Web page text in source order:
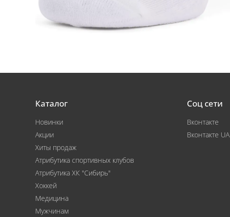
Каталог
Новинки
Акции
Хиты продаж
Атрибутика спортивных клубов
Атрибутика ХК "Сибирь"
Хоккей
Медицина
Мужчинам
Соц сети
Вконтакте
Вконтакте UA